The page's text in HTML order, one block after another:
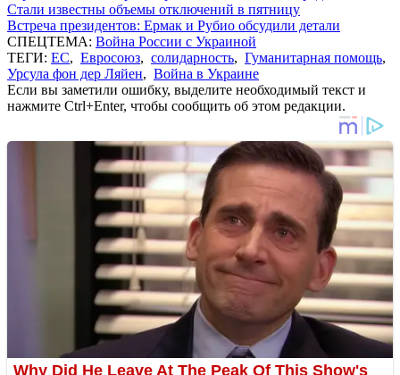
Стали известны объемы отключений в пятницу
Встреча президентов: Ермак и Рубио обсудили детали
СПЕЦТЕМА: Война России с Украиной
ТЕГИ: ЕС, Евросоюз, солидарность, Гуманитарная помощь,
Урсула фон дер Ляйен, Война в Украине
Если вы заметили ошибку, выделите необходимый текст и
нажмите Ctrl+Enter, чтобы сообщить об этом редакции.